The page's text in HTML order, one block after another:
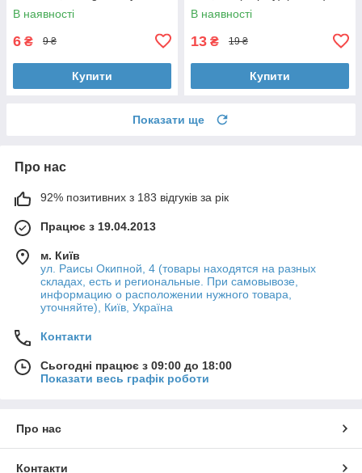
(BSHMR-505U-VE)
В наявності
6 ₴ 9 ₴
Купити
В наявності
13 ₴ 19 ₴
Купити
Показати ще
Про нас
92% позитивних з 183 відгуків за рік
Працює з 19.04.2013
м. Київ
ул. Раисы Окипной, 4 (товары находятся на разных
складах, есть и региональные. При самовывозе,
информацию о расположении нужного товара,
уточняйте), Київ, Україна
Контакти
Сьогодні працює з 09:00 до 18:00
Показати весь графік роботи
Про нас
Контакти